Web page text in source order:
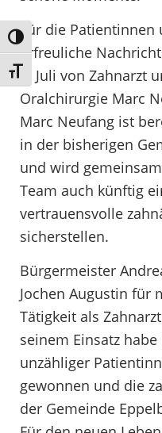
Umschalten auf hohe
Schrift vergrößern
Für die Patientinnen
erfreuliche
1. Juli von Zahnarzt
Oralchirurgie Marc
Marc Neufang ist
in der bisherigen
und wird
Team auch künftig
vertrauensvolle
sicherstellen.
Bürgermeister
Jochen Augustin für
Tätigkeit als
seinem Einsatz
unzähliger
gewonnen und die
der Gemeinde